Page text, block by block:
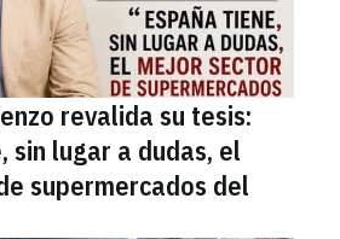
revalida su tesis:
sin lugar a dudas, el
supermercados del